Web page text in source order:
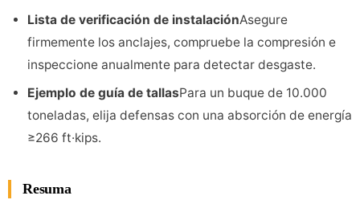
Lista de verificación de instalaciónAsegure
firmemente los anclajes, compruebe la compresión e
inspeccione anualmente para detectar desgaste.
Ejemplo de guía de tallasPara un buque de 10.000
toneladas, elija defensas con una absorción de energía
≥266 ft·kips.
Resuma